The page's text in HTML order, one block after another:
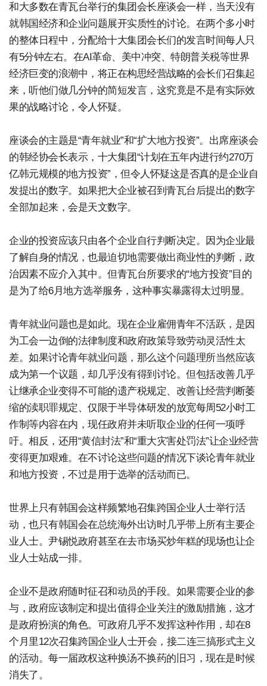
和大多数在青瓦台举行的集团会长座谈会一样，当天没有
就韩国经济和企业问题展开实质性的讨论。在两个多小时
的整体日程中，分配给十大集团会长们的发言时间每人只
有5分钟左右。在AI革命、美中冲突、特朗普关税等世界
经济巨变的浪潮中，将正在构思经营战略的会长们召集起
来，听他们做几分钟的简短发言，这究竟是不是有实际效
果的战略讨论，令人怀疑。
座谈会的主题是“青年就业”和“扩大地方投资”。出席座谈会
的韩经协会长表示，十大集团“计划在五年内进行约270万
亿韩元规模的地方投资”，但令人怀疑这是否真的是企业自
发提出的数字。如果把大企业被召到青瓦台后提出的数字
全部加起来，会是天文数字。
企业的投资应该只由各个企业自行判断决定。因为企业最
了解自身的情况，也最迫切地需要做出商业性的判断，政
治因素不应介入其中。但青瓦台所要求的“地方投资”目的
是为了给6月地方选举服务，这种事实暴露得太过明显。
青年就业问题也是如此。现在企业雇佣青年不活跃，是因
为工会一边倒的法律制度和政府政策导致劳动灵活性太
差。如果讨论青年就业问题，那么这个问题理所当然应该
成为第一个议题，却几乎没有得到讨论。但包括改善几乎
让继承企业变得不可能的遗产税规定、改善让经营判断萎
缩的渎职罪规定、仅限于半导体研发的放宽每周52小时工
作制等内容在内，现任政府并未听取企业的任何一项呼
吁。相反，还用“黄信封法”和“重大灾害处罚法”让企业经营
变得更加艰难。在不讨论这些问题的情况下谈论青年就业
和地方投资，不过是用于选举的活动而已。
世界上只有韩国会这样频繁地召集跨国企业人士举行活
动，也只有韩国会在总统海外出访时几乎带上所有主要企
业人士。尹锡悦政府甚至在去市场买炒年糕的现场也让企
业人士站成一排。
企业不是政府随时征召和动员的手段。如果需要企业的参
与，政府应该制定和提出值得企业关注的激励措施，这才
是政府扮演的角色。可政府几乎不发挥这种作用，却在8
个月里12次召集跨国企业人士开会，接二连三搞形式主义
的活动。每一届政权这种换汤不换药的旧习，现在是时候
消失了。